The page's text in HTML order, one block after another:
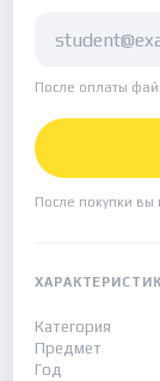
После оплаты
После покупки вы
Категория
Предмет
Год